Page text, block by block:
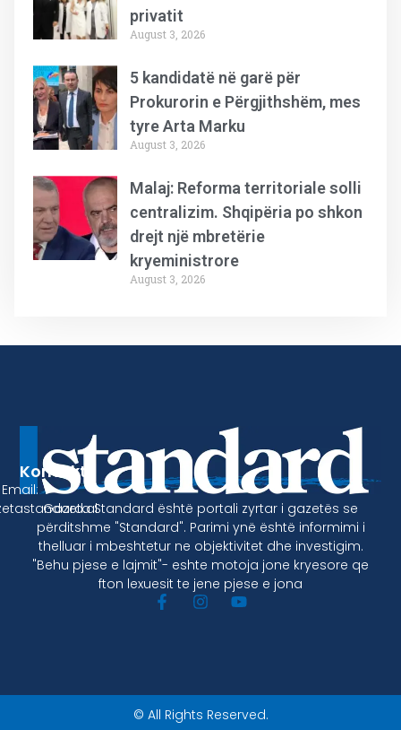
privatit
August 3, 2026
5 kandidatë në garë për
Prokurorin e Përgjithshëm, mes
tyre Arta Marku
August 3, 2026
Malaj: Reforma territoriale solli
centralizim. Shqipëria po shkon
drejt një mbretërie
kryeministrore
August 3, 2026
Gazeta Standard është portali zyrtar i gazetës se
përditshme "Standard". Parimi ynë është informimi i
thelluar i mbeshtetur ne objektivitet dhe investigim.
"Behu pjese e lajmit"- eshte motoja jone kryesore qe
fton lexuesit te jene pjese e jona
Kontakt
Email:
© All Rights Reserved.